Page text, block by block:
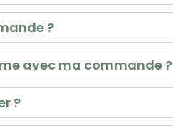
?
avec ma commande ?
?